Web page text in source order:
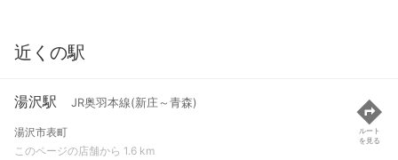
近くの駅
湯沢駅 JR奥羽本線(新庄～青森)
湯沢市表町
このページの店舗から 1.6 km
ルート
を見る